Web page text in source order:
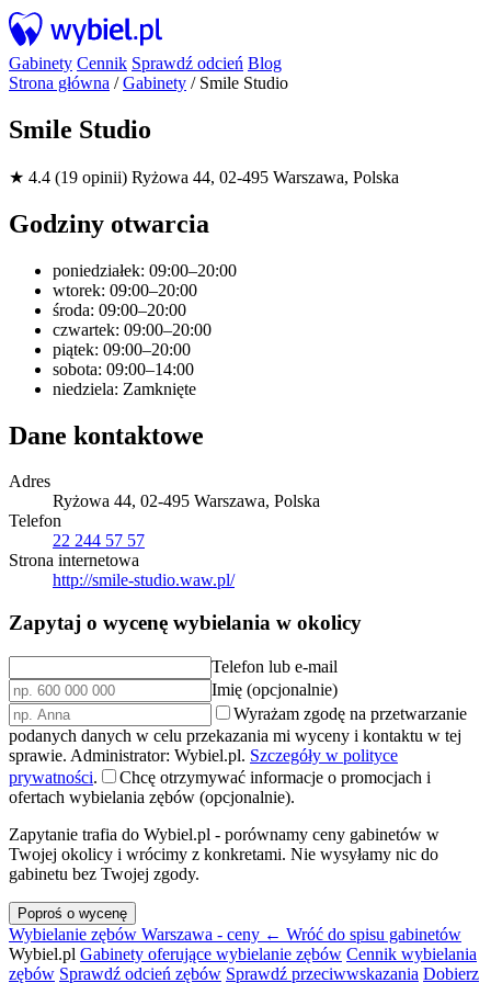
Gabinety Cennik Sprawdź odcień Blog
Strona główna /Gabinety / Smile Studio
Smile Studio
★ 4.4 (19 opinii) Ryżowa 44, 02-495 Warszawa, Polska
Godziny otwarcia
poniedziałek: 09:00–20:00
wtorek: 09:00–20:00
środa: 09:00–20:00
czwartek: 09:00–20:00
piątek: 09:00–20:00
sobota: 09:00–14:00
niedziela: Zamknięte
Dane kontaktowe
Adres
Ryżowa 44, 02-495 Warszawa, Polska
Telefon
22 244 57 57
Strona internetowa
http://smile-studio.waw.pl/
Zapytaj o wycenę wybielania w okolicy
Telefon lub e-mail
Imię (opcjonalnie)
Wyrażam zgodę na przetwarzanie
podanych danych w celu przekazania mi wyceny i kontaktu w tej
sprawie. Administrator: Wybiel.pl. Szczegóły w polityce
prywatności.
Chcę otrzymywać informacje o promocjach i
ofertach wybielania zębów (opcjonalnie).
Zapytanie trafia do Wybiel.pl - porównamy ceny gabinetów w
Twojej okolicy i wrócimy z konkretami. Nie wysyłamy nic do
gabinetu bez Twojej zgody.
Poproś o wycenę
Wybielanie zębów Warszawa - ceny ← Wróć do spisu gabinetów
Wybiel.pl Gabinety oferujące wybielanie zębów Cennik wybielania
zębów Sprawdź odcień zębów Sprawdź przeciwwskazania Dobierz